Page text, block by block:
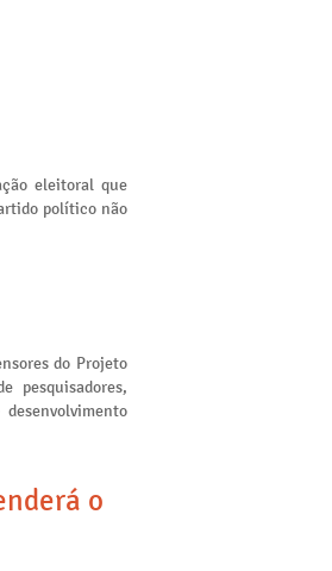
eleitoral que
político não
do Projeto
pesquisadores,
o